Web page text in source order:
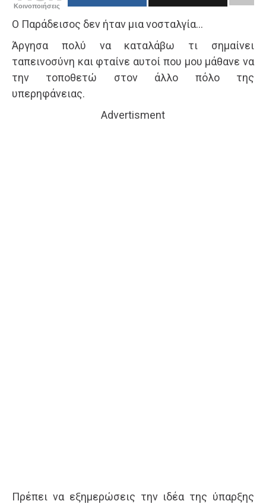
Κοινοποιήσεις
Ο Παράδεισος δεν ήταν μια νοσταλγία…
Άργησα πολύ να καταλάβω τι σημαίνει
ταπεινοσύνη και φταίνε αυτοί που μου μάθανε να
την τοποθετώ στον άλλο πόλο της
υπερηφάνειας.
Advertisment
Πρέπει να εξημερώσεις την ιδέα της ύπαρξης